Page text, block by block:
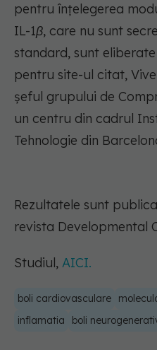
pentru înțelegerea
IL-1β, care nu sunt
standard, sunt
pentru site-ul citat,
șeful grupului de
un centru din cadrul
Tehnologie din
Rezultatele sunt
revista Developmental
Studiul, AICI.
boli cardiovasculare
inflamatia
boli